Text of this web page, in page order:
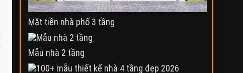
Mặt tiền nhà phố 3 tầng
Mẫu nhà 2 tầng